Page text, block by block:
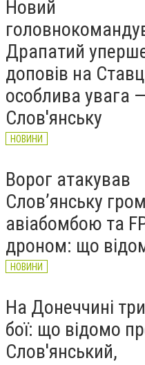
Новий
Драпатий
доповів на
особлива увага —
Слов'янську
НОВИНИ
Ворог атакував
Слов’янську
авіабомбою та
дроном: що
НОВИНИ
На Донеччині
бої: що відомо
Слов'янський,